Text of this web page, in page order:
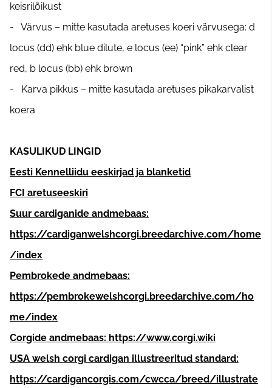
keisrilõikust
- Värvus – mitte kasutada aretuses koeri värvusega: d
locus (dd) ehk blue dilute, e locus (ee) “pink” ehk clear
red, b locus (bb) ehk brown
- Karva pikkus – mitte kasutada aretuses pikakarvalist
koera
KASULIKUD LINGID
Eesti Kennelliidu eeskirjad ja blanketid
FCI aretuseeskiri
Suur cardiganide andmebaas:
https://cardiganwelshcorgi.breedarchive.com/home
/index
Pembrokede andmebaas:
https://pembrokewelshcorgi.breedarchive.com/ho
me/index
Corgide andmebaas: https://www.corgi.wiki
USA welsh corgi cardigan illustreeritud standard:
https://cardigancorgis.com/cwcca/breed/illustrate